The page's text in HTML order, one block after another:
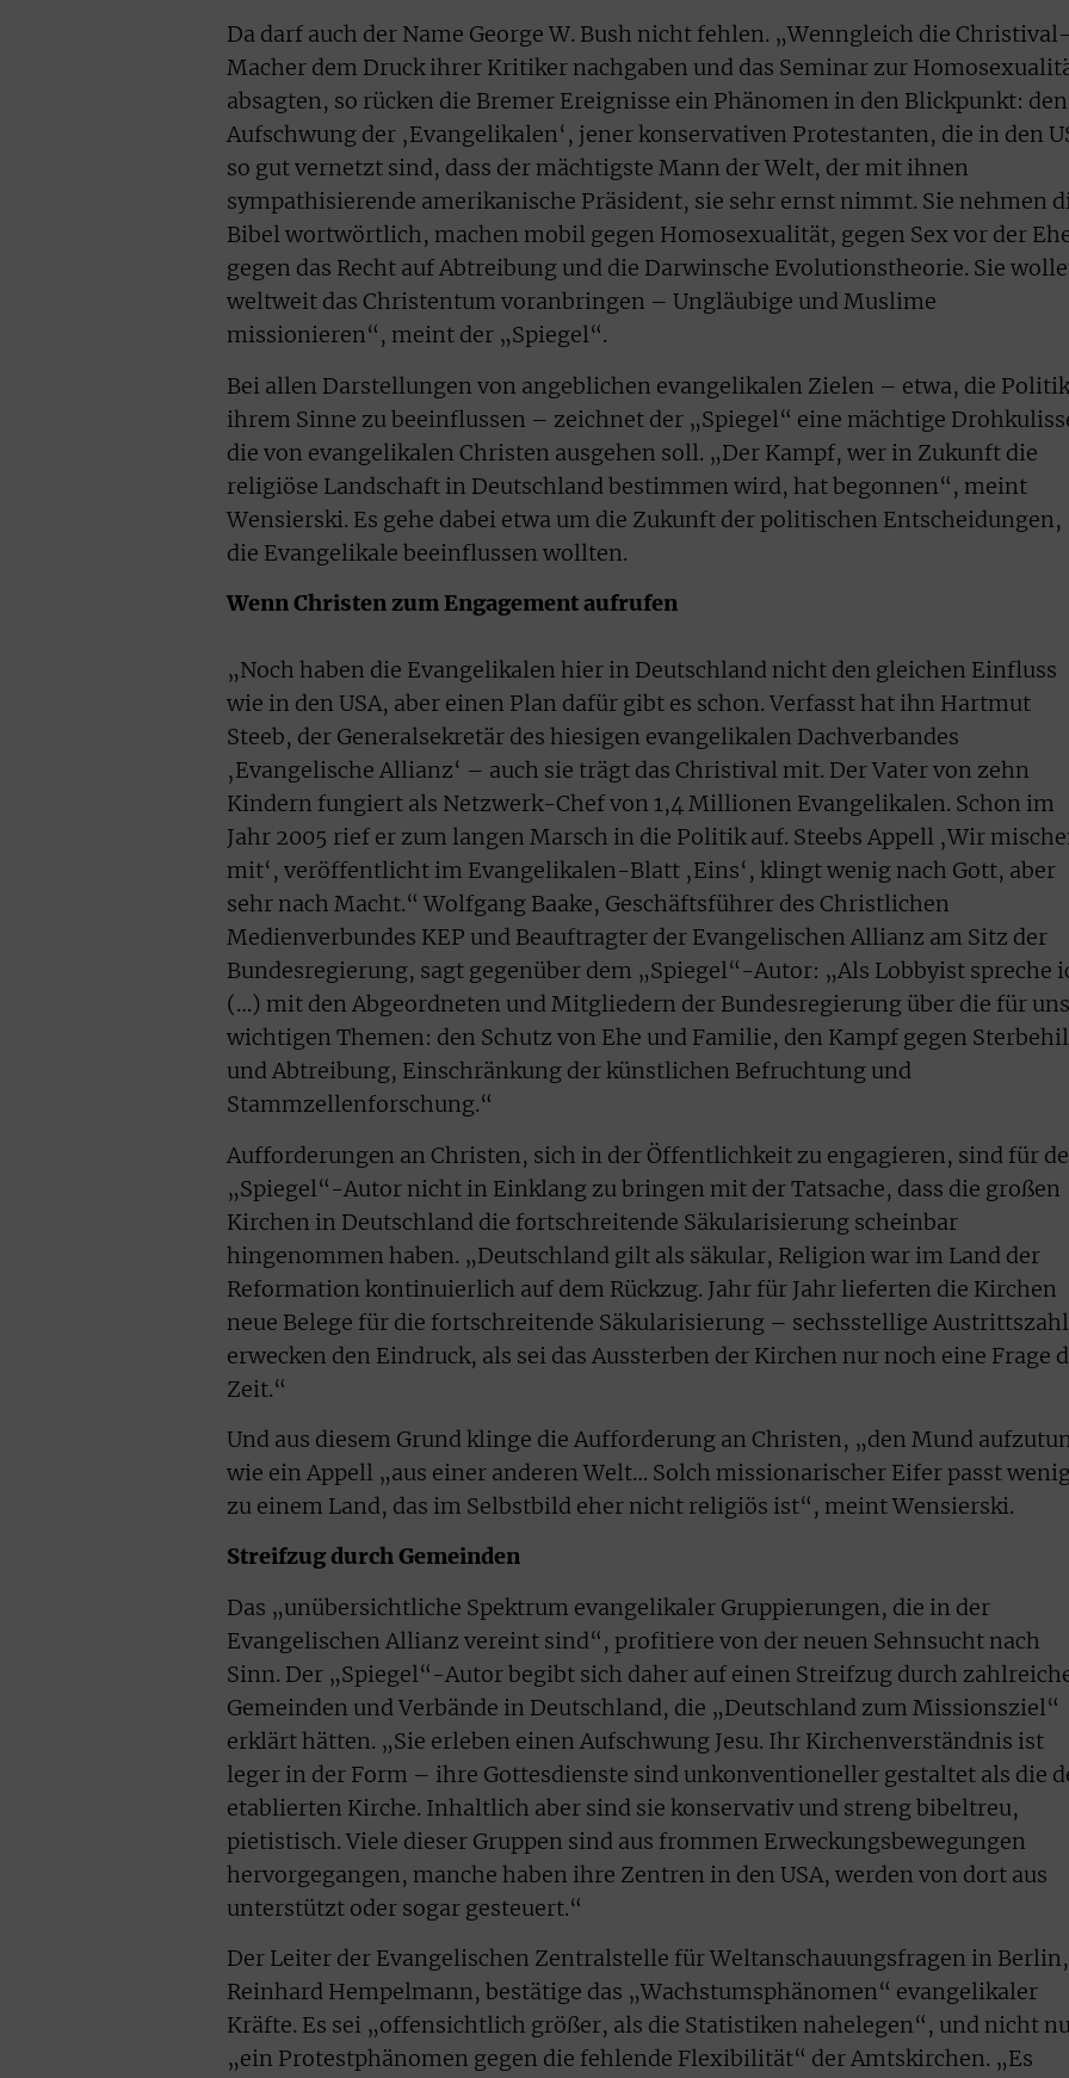
Da darf auch der Name George W. Bush nicht fehlen. „Wenngleich die Christival-
Macher dem Druck ihrer Kritiker nachgaben und das Seminar zur
absagten, so rücken die Bremer Ereignisse ein Phänomen in den Blickpunkt: den
Aufschwung der ‚Evangelikalen‘, jener konservativen Protestanten, die in den
so gut vernetzt sind, dass der mächtigste Mann der Welt, der mit ihnen
sympathisierende amerikanische Präsident, sie sehr ernst nimmt. Sie nehmen
Bibel wortwörtlich, machen mobil gegen Homosexualität, gegen Sex vor der
gegen das Recht auf Abtreibung und die Darwinsche Evolutionstheorie. Sie
weltweit das Christentum voranbringen – Ungläubige und Muslime
missionieren“, meint der „Spiegel“.
Bei allen Darstellungen von angeblichen evangelikalen Zielen – etwa, die
ihrem Sinne zu beeinflussen – zeichnet der „Spiegel“ eine mächtige
die von evangelikalen Christen ausgehen soll. „Der Kampf, wer in Zukunft die
religiöse Landschaft in Deutschland bestimmen wird, hat begonnen“, meint
Wensierski. Es gehe dabei etwa um die Zukunft der politischen Entscheidungen,
die Evangelikale beeinflussen wollten.
Wenn Christen zum Engagement aufrufen
„Noch haben die Evangelikalen hier in Deutschland nicht den gleichen Einfluss
wie in den USA, aber einen Plan dafür gibt es schon. Verfasst hat ihn Hartmut
Steeb, der Generalsekretär des hiesigen evangelikalen Dachverbandes
‚Evangelische Allianz‘ – auch sie trägt das Christival mit. Der Vater von zehn
Kindern fungiert als Netzwerk-Chef von 1,4 Millionen Evangelikalen. Schon im
Jahr 2005 rief er zum langen Marsch in die Politik auf. Steebs Appell ‚Wir
mit‘, veröffentlicht im Evangelikalen-Blatt ‚Eins‘, klingt wenig nach Gott, aber
sehr nach Macht.“ Wolfgang Baake, Geschäftsführer des Christlichen
Medienverbundes KEP und Beauftragter der Evangelischen Allianz am Sitz der
Bundesregierung, sagt gegenüber dem „Spiegel“-Autor: „Als Lobbyist spreche
(…) mit den Abgeordneten und Mitgliedern der Bundesregierung über die für uns
wichtigen Themen: den Schutz von Ehe und Familie, den Kampf gegen
und Abtreibung, Einschränkung der künstlichen Befruchtung und
Stammzellenforschung.“
Aufforderungen an Christen, sich in der Öffentlichkeit zu engagieren, sind für
„Spiegel“-Autor nicht in Einklang zu bringen mit der Tatsache, dass die großen
Kirchen in Deutschland die fortschreitende Säkularisierung scheinbar
hingenommen haben. „Deutschland gilt als säkular, Religion war im Land der
Reformation kontinuierlich auf dem Rückzug. Jahr für Jahr lieferten die Kirchen
neue Belege für die fortschreitende Säkularisierung – sechsstellige
erwecken den Eindruck, als sei das Aussterben der Kirchen nur noch eine Frage
Zeit.“
Und aus diesem Grund klinge die Aufforderung an Christen, „den Mund
wie ein Appell „aus einer anderen Welt… Solch missionarischer Eifer passt
zu einem Land, das im Selbstbild eher nicht religiös ist“, meint Wensierski.
Streifzug durch Gemeinden
Das „unübersichtliche Spektrum evangelikaler Gruppierungen, die in der
Evangelischen Allianz vereint sind“, profitiere von der neuen Sehnsucht nach
Sinn. Der „Spiegel“-Autor begibt sich daher auf einen Streifzug durch
Gemeinden und Verbände in Deutschland, die „Deutschland zum Missionsziel“
erklärt hätten. „Sie erleben einen Aufschwung Jesu. Ihr Kirchenverständnis ist
leger in der Form – ihre Gottesdienste sind unkonventioneller gestaltet als die
etablierten Kirche. Inhaltlich aber sind sie konservativ und streng bibeltreu,
pietistisch. Viele dieser Gruppen sind aus frommen Erweckungsbewegungen
hervorgegangen, manche haben ihre Zentren in den USA, werden von dort aus
unterstützt oder sogar gesteuert.“
Der Leiter der Evangelischen Zentralstelle für Weltanschauungsfragen in Berlin,
Reinhard Hempelmann, bestätige das „Wachstumsphänomen“ evangelikaler
Kräfte. Es sei „offensichtlich größer, als die Statistiken nahelegen“, und nicht
„ein Protestphänomen gegen die fehlende Flexibilität“ der Amtskirchen. „Es